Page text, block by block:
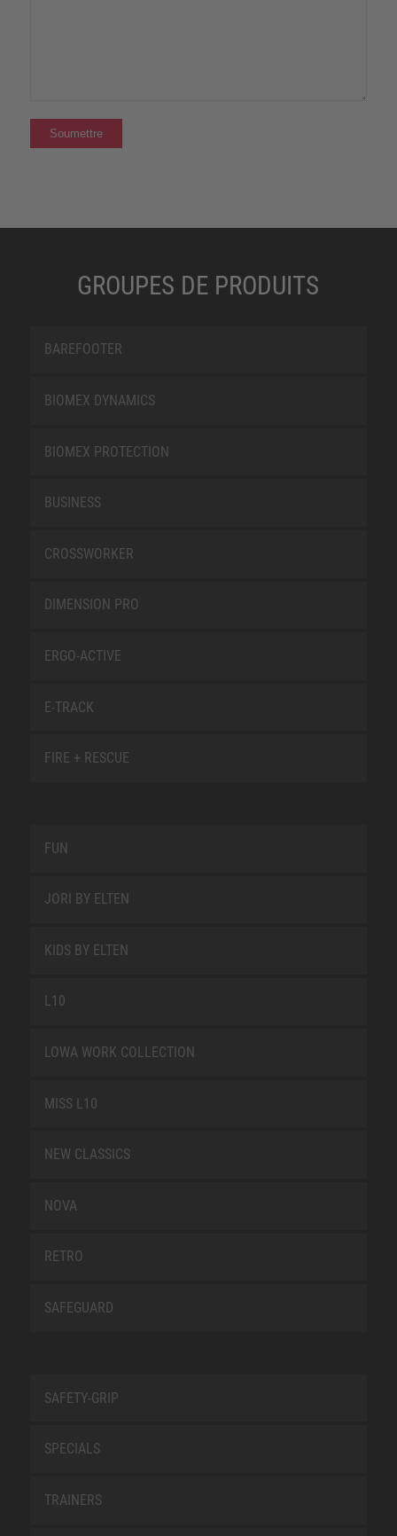
GROUPES DE PRODUITS
BAREFOOTER
BIOMEX DYNAMICS
BIOMEX PROTECTION
BUSINESS
CROSSWORKER
DIMENSION PRO
ERGO-ACTIVE
E-TRACK
FIRE + RESCUE
FUN
JORI BY ELTEN
KIDS BY ELTEN
L10
LOWA WORK COLLECTION
MISS L10
NEW CLASSICS
NOVA
RETRO
SAFEGUARD
SAFETY-GRIP
SPECIALS
TRAINERS